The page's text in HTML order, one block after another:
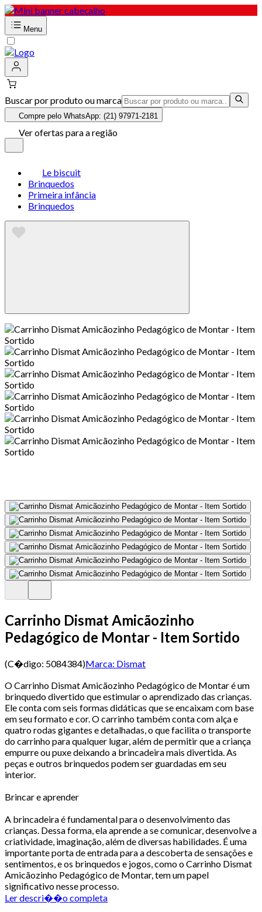
Menu
Buscar por produto ou marca
Compre pelo WhatsApp: (21) 97971-2181
Ver ofertas para a região
Le biscuit
Brinquedos
Primeira infância
Brinquedos
Carrinho Dismat Amicãozinho
Pedagógico de Montar - Item Sortido
(C�digo: 5084384)Marca: Dismat
O Carrinho Dismat Amicãozinho Pedagógico de Montar é um
brinquedo divertido que estimular o aprendizado das crianças.
Ele conta com seis formas didáticas que se encaixam com base
em seu formato e cor. O carrinho também conta com alça e
quatro rodas gigantes e detalhadas, o que facilita o transporte
do carrinho para qualquer lugar, além de permitir que a criança
empurre ou puxe deixando a brincadeira mais divertida. As
peças e outros brinquedos podem ser guardadas em seu
interior.
Brincar e aprender
A brincadeira é fundamental para o desenvolvimento das
crianças. Dessa forma, ela aprende a se comunicar, desenvolve a
criatividade, imaginação, além de diversas habilidades. É uma
importante porta de entrada para a descoberta de sensações e
sentimentos, e os brinquedos e jogos, como o Carrinho Dismat
Amicãozinho Pedagógico de Montar, tem um papel
significativo nesse processo.
Ler descri��o completa